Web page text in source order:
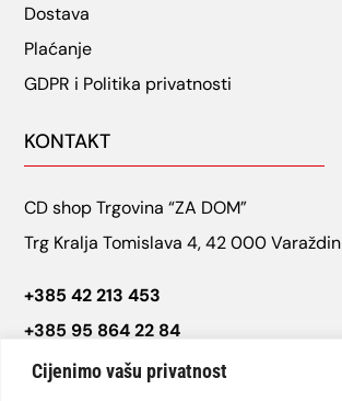
Cijenimo vašu privatnost
Dostava
Plaćanje
GDPR i Politika privatnosti
KONTAKT
CD shop Trgovina “ZA DOM”
Trg Kralja Tomislava 4, 42 000 Varaždin
+385 42 213 453
+385 95 864 22 84
cdshop.varazdin@gmail.com